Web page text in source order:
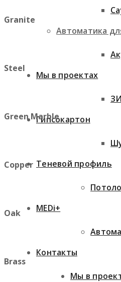
Автоматика
Мы в проектах
Гипсокартон
Теневой профиль
MEDi+
Контакты
Мы в
Granite
Steel
Green Marble
Copper
Oak
Brass